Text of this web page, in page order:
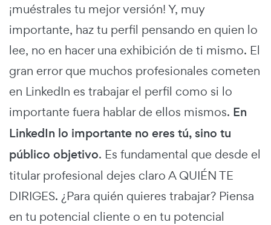
¡muéstrales tu mejor versión! Y, muy
importante, haz tu perfil pensando en quien lo
lee, no en hacer una exhibición de ti mismo. El
gran error que muchos profesionales cometen
en LinkedIn es trabajar el perfil como si lo
importante fuera hablar de ellos mismos. En
LinkedIn lo importante no eres tú, sino tu
público objetivo. Es fundamental que desde el
titular profesional dejes claro A QUIÉN TE
DIRIGES. ¿Para quién quieres trabajar? Piensa
en tu potencial cliente o en tu potencial